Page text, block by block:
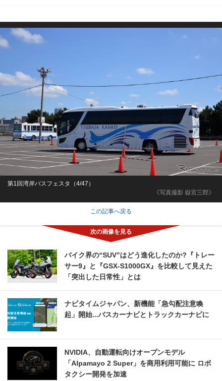
《写真撮影 嶽宮三郎》
第1回湾岸バスフェスタ（4/47）
この記事へ戻る
バイク界の“SUV”はどう進化したのか?『トレー
サー9』と『GSX-S1000GX』を比較して見えた
「突出した日常性」とは
ナビタイムジャパン、新機能「急勾配注意喚
起」開始...バスカーナビとトラックカーナビに
NVIDIA、自動運転向けオープンモデル
「Alpamayo 2 Super」を商用利用可能に ロボ
タクシー開発を加速